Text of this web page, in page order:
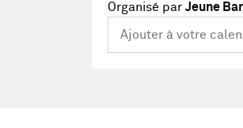
Organisé par Jeune